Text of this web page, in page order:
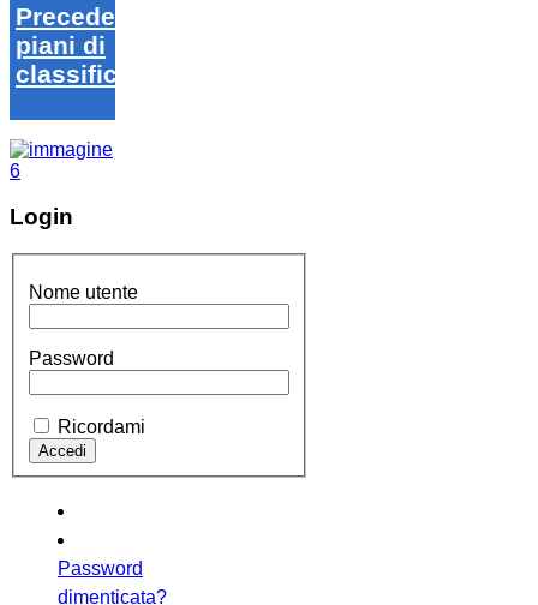
Precedenti
piani di
classifica
Login
Nome utente
Password
Ricordami
Password
dimenticata?